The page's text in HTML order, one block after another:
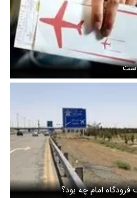
است
امام چه بود؟